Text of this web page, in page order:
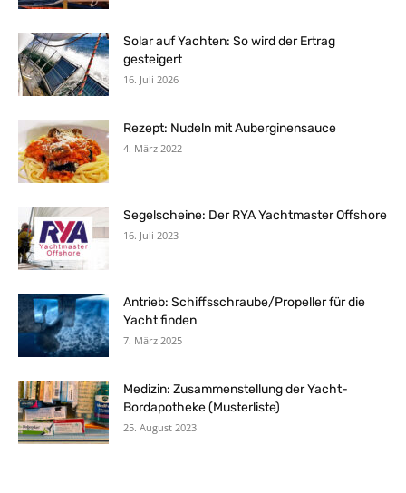
Solar auf Yachten: So wird der Ertrag
gesteigert
16. Juli 2026
Rezept: Nudeln mit Auberginensauce
4. März 2022
Segelscheine: Der RYA Yachtmaster Offshore
16. Juli 2023
Antrieb: Schiffsschraube/Propeller für die
Yacht finden
7. März 2025
Medizin: Zusammenstellung der Yacht-
Bordapotheke (Musterliste)
25. August 2023